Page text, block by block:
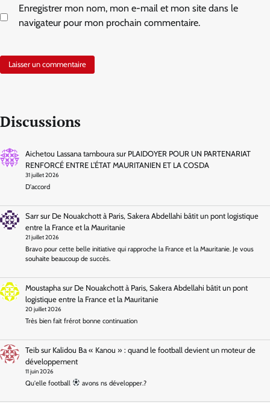
Enregistrer mon nom, mon e-mail et mon site dans le
navigateur pour mon prochain commentaire.
Discussions
Aichetou Lassana tambourasur PLAIDOYER POUR UN PARTENARIAT
RENFORCÉ ENTRE L’ÉTAT MAURITANIEN ET LA COSDA
31 juillet 2026
D'accord
Sarrsur De Nouakchott à Paris, Sakera Abdellahi bâtit un pont logistique
entre la France et la Mauritanie
21 juillet 2026
Bravo pour cette belle initiative qui rapproche la France et la Mauritanie. Je vous
souhaite beaucoup de succès.
Moustaphasur De Nouakchott à Paris, Sakera Abdellahi bâtit un pont
logistique entre la France et la Mauritanie
20 juillet 2026
Très bien fait frérot bonne continuation
Teibsur Kalidou Ba « Kanou » : quand le football devient un moteur de
développement
11 juin 2026
Qu'elle football avons ns développer.?